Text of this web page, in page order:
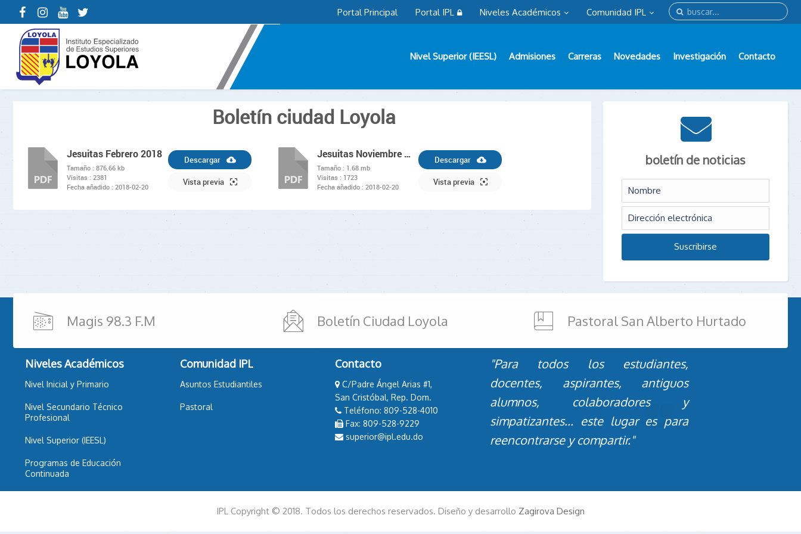
Comunidad IPL
Niveles Académicos
Portal IPL
Portal Principal
Nivel Superior (IEESL) Admisiones Carreras Novedades Investigación Contacto
Boletín ciudad Loyola
PDF
Jesuitas Febrero 2018
Tamaño : 876.66 kb
Visitas : 2381
Fecha añadido : 2018-02-20
Descargar
Vista previa PDF
Jesuitas Noviembre 2017
Tamaño : 1.68 mb
Visitas : 1723
Fecha añadido : 2018-02-20
Descargar
Vista previa
boletín de noticias
Magis 98.3 F.M Boletín Ciudad Loyola Pastoral San Alberto Hurtado
Niveles Académicos
Nivel Inicial y Primario
Nivel Secundario Técnico
Profesional
Nivel Superior (IEESL)
Programas de Educación
Continuada
Comunidad IPL
Asuntos Estudiantiles
Pastoral
Contacto
C/Padre Ángel Arias #1,
San Cristóbal, Rep. Dom.
Teléfono: 809-528-4010
Fax: 809-528-9229
superior@ipl.edu.do
"Para todos los estudiantes,
docentes, aspirantes, antiguos
alumnos, colaboradores y
simpatizantes... este lugar es para
reencontrarse y compartir."
IPL Copyright © 2018. Todos los derechos reservados. Diseño y desarrollo Zagirova Design